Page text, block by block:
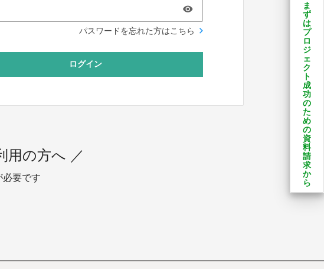
パスワードを忘れた方はこちら
ログイン
用の方へ ／
必要です
ま
ず
は
プ
ロ
ジ
ェ
ク
ト
成
功
の
た
め
の
資
料
請
求
か
ら